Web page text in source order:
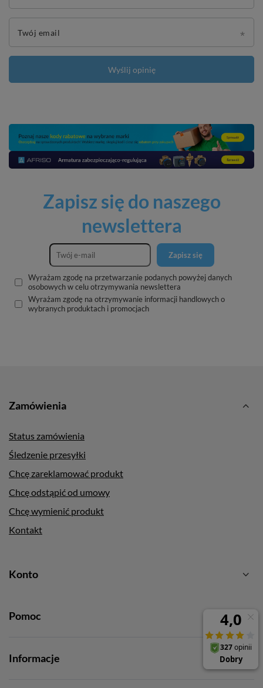
Twój email
Wyślij opinię
Zapisz się do naszego
newslettera
Zapisz się
Wyrażam zgodę na przetwarzanie podanych powyżej danych
osobowych w celu otrzymywania newslettera
Wyrażam zgodę na otrzymywanie informacji handlowych o
wybranych produktach i promocjach
Zamówienia
Status zamówienia
Śledzenie przesyłki
Chcę zareklamować produkt
Chcę odstąpić od umowy
Chcę wymienić produkt
Kontakt
Konto
Pomoc
Informacje